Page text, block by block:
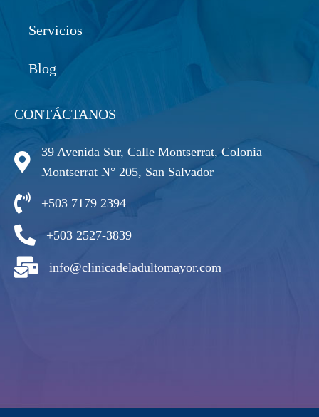
Servicios
Blog
CONTÁCTANOS
39 Avenida Sur, Calle Montserrat, Colonia
Montserrat N° 205, San Salvador
+503 7179 2394
+503 2527-3839
info@clinicadeladultomayor.com